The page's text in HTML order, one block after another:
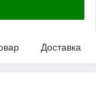
Доставка